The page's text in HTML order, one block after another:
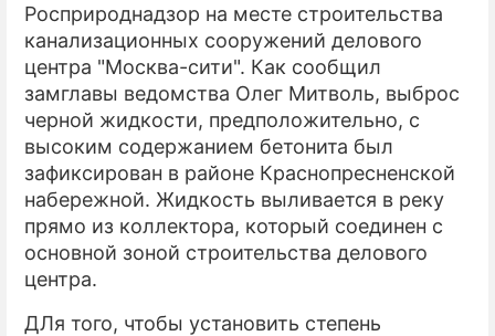
ПРОИСШЕСТВИЯ
СОННИК
СТИЛЬ ЖИЗНИ
СЕРИАЛЫ
ИГРЫ
ПРЕСС-РЕЛИЗЫ
Росприроднадзор на месте строительства
канализационных сооружений делового
центра "Москва-сити". Как сообщил
замглавы ведомства Олег Митволь, выброс
черной жидкости, предположительно, с
высоким содержанием бетонита был
зафиксирован в районе Краснопресненской
набережной. Жидкость выливается в реку
прямо из коллектора, который соединен с
основной зоной строительства делового
центра.
ДЛя того, чтобы установить степень